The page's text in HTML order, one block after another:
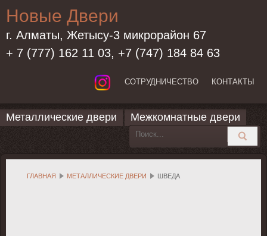
Новые Двери
г. Алматы, Жетысу-3 микрорайон 67
+ 7 (777) 162 11 03, +7 (747) 184 84 63
СОТРУДНИЧЕСТВО КОНТАКТЫ
Металлические двери Межкомнатные двери
ГЛАВНАЯ МЕТАЛЛИЧЕСКИЕ ДВЕРИ ШВЕДА